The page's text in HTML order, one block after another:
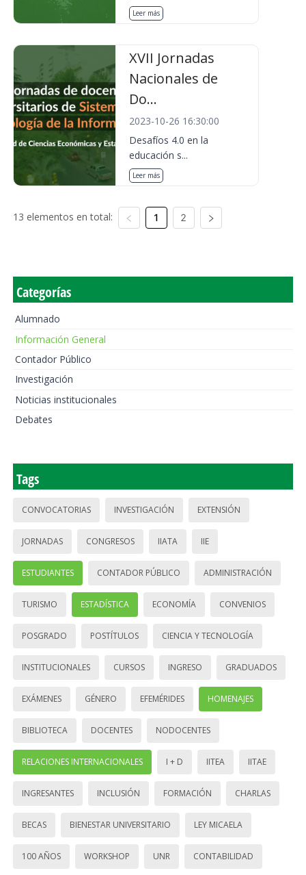
Leer más
XVII Jornadas
Nacionales de
Do...
2023-10-26 16:30:00
Desafíos 4.0 en la
educación s...
Leer más
13 elementos en total: 1 2
Categorías
Alumnado
Información General
Contador Público
Investigación
Noticias institucionales
Debates
Tags
CONVOCATORIAS INVESTIGACIÓN EXTENSIÓN
JORNADAS CONGRESOS IIATA IIE
ESTUDIANTES CONTADOR PÚBLICO ADMINISTRACIÓN
TURISMO ESTADÍSTICA ECONOMÍA CONVENIOS
POSGRADO POSTÍTULOS CIENCIA Y TECNOLOGÍA
INSTITUCIONALES CURSOS INGRESO GRADUADOS
EXÁMENES GÉNERO EFEMÉRIDES HOMENAJES
BIBLIOTECA DOCENTES NODOCENTES
RELACIONES INTERNACIONALES I + D IITEA IITAE
INGRESANTES INCLUSIÓN FORMACIÓN CHARLAS
BECAS BIENESTAR UNIVERSITARIO LEY MICAELA
100 AÑOS WORKSHOP UNR CONTABILIDAD